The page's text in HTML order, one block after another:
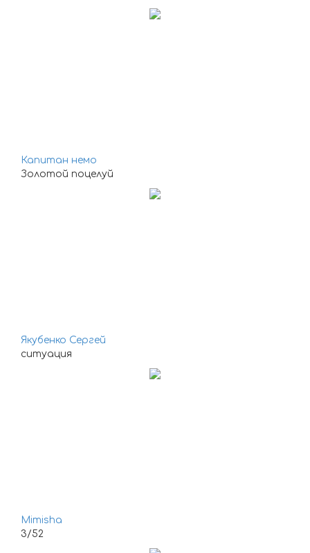
Капитан немо
Золотой поцелуй
Якубенко Сергей
ситуация
Mimisha
3/52